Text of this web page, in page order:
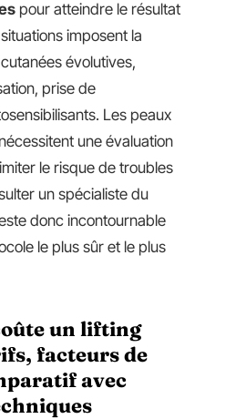
pour atteindre le résultat
imposent la
évolutives,
prise de
Les peaux
une évaluation
le risque de troubles
un spécialiste du
donc incontournable
le plus sûr et le plus
un lifting
facteurs de
avec